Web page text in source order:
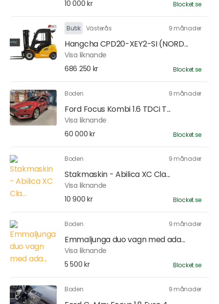
10 000 kr
Blocket.se
Butik Västerås 9 månader
Hangcha CPD20-XEY2-SI (NORD...
Visa liknande
686 250 kr
Blocket.se
Boden 9 månader
Ford Focus Kombi 1.6 TDCi T...
Visa liknande
60 000 kr
Blocket.se
Boden 9 månader
Stakmaskin - Abilica XC Cla...
Visa liknande
10 900 kr
Blocket.se
Boden 9 månader
Emmaljunga duo vagn med ada...
Visa liknande
5 500 kr
Blocket.se
Boden 9 månader